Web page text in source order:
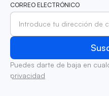
CORREO ELECTRÓNICO
Puedes darte de baja en
privacidad